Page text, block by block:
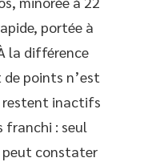
portée à
la différence
points n’est
restent inactifs
franchi : seul
peut constater